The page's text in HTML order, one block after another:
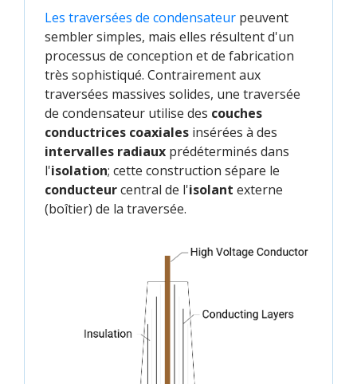
Les traversées de condensateur peuvent
sembler simples, mais elles résultent d'un
processus de conception et de fabrication
très sophistiqué. Contrairement aux
traversées massives solides, une traversée
de condensateur utilise des couches
conductrices coaxiales insérées à des
intervalles radiaux prédéterminés dans
l'isolation; cette construction sépare le
conducteurcentral de l'isolant externe
(boîtier) de la traversée.